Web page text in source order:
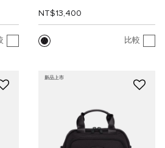
NT$13,400
比較
新品上市